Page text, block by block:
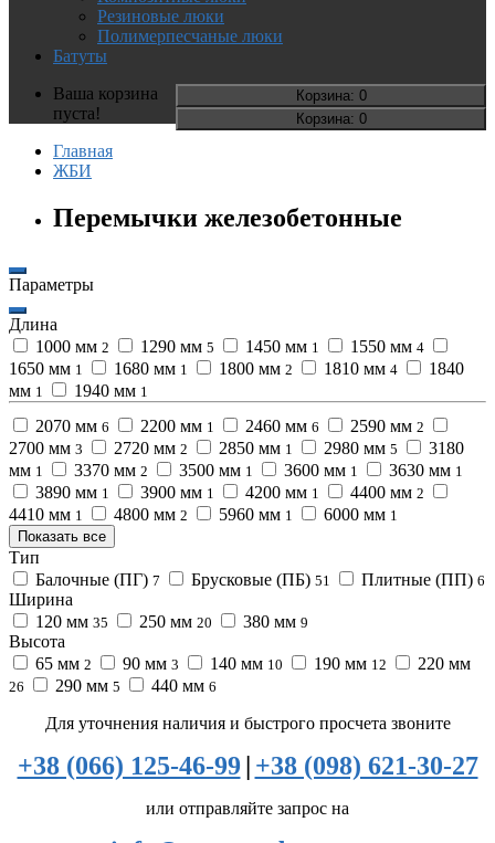
Резиновые люки
Полимерпесчаные люки
Батуты
Корзина: 0
Корзина: 0
Ваша корзина
пуста!
Главная
ЖБИ
Перемычки железобетонные
Параметры
Длина
1000 мм 2 1290 мм 5 1450 мм 1 1550 мм 4
1650 мм 1 1680 мм 1 1800 мм 2 1810 мм 4
1840
мм 1 1940 мм 1
2070 мм 6 2200 мм 1 2460 мм 6 2590 мм 2
2700 мм 3 2720 мм 2 2850 мм 1 2980 мм 5
3180
мм 1 3370 мм 2 3500 мм 1 3600 мм 1 3630 мм 1
3890 мм 1 3900 мм 1 4200 мм 1 4400 мм 2
4410 мм 1 4800 мм 2 5960 мм 1 6000 мм 1
Показать все
Тип
Балочные (ПГ) 7 Брусковые (ПБ) 51 Плитные (ПП) 6
Ширина
120 мм 35 250 мм 20 380 мм 9
Высота
65 мм 2 90 мм 3 140 мм 10 190 мм 12 220 мм
26 290 мм 5 440 мм 6
Для уточнения наличия и быстрого просчета звоните
+38 (066) 125-46-99 | +38 (098) 621-30-27
или отправляйте запрос на